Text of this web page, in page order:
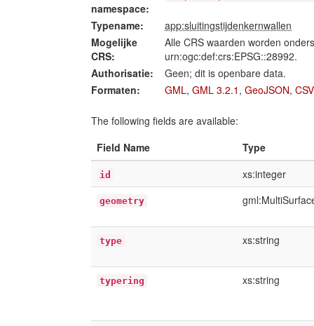
namespace:
Typename:
app:sluitingstijdenkernwallen
Mogelijke
CRS:
Alle CRS waarden worden
urn:ogc:def:crs:EPSG::28992.
Authorisatie:
Geen; dit is openbare data.
Formaten:
GML, GML 3.2.1 , GeoJSON, CSV
The following fields are available:
Field Name
Type
id xs:integer
geometry
type xs:string
typering xs:string